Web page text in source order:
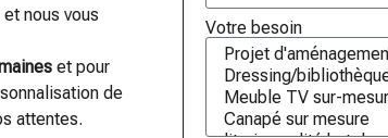
nous vous
et pour
de
attentes.
Votre besoin